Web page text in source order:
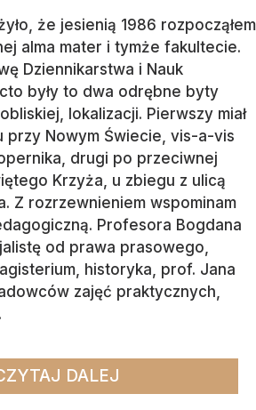
że jesienią 1986 rozpocząłem
alma mater i tymże fakultecie.
Dziennikarstwa i Nauk
były to dwa odrębne byty
lokalizacji. Pierwszy miał
przy Nowym Świecie, vis-a-vis
drugi po przeciwnej
Krzyża, u zbiegu z ulicą
Z rozrzewnieniem wspominam
Profesora Bogdana
od prawa prasowego,
historyka, prof. Jana
zajęć praktycznych,
DALEJ